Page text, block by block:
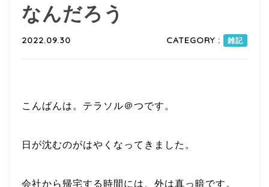
なんだろう
2022.09.30 CATEGORY : 雑記
こんばんは。テラソル＠つです。
日が沈むのがはやくなってきました。
会社から帰宅する時間には、外は真っ暗です。